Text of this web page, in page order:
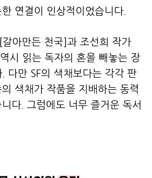
연결이 인상적이었습니다.
아만든 천국]과 조선희 작가
시 읽는 독자의 혼을 빼놓는 장
다만 SF의 색채보다는 각각 판
색채가 작품을 지배하는 동력
다. 그럼에도 너무 즐거운 독서